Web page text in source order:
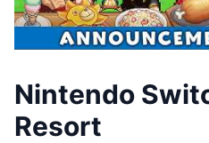
Nintendo
Resort